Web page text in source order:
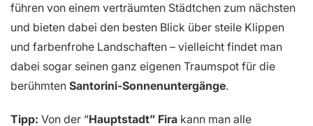
führen von einem verträumten Städtchen zum nächsten
und bieten dabei den besten Blick über steile Klippen
und farbenfrohe Landschaften – vielleicht findet man
dabei sogar seinen ganz eigenen Traumspot für die
berühmten Santorini-Sonnenuntergänge.
Tipp: Von der “Hauptstadt” Fira kann man alle